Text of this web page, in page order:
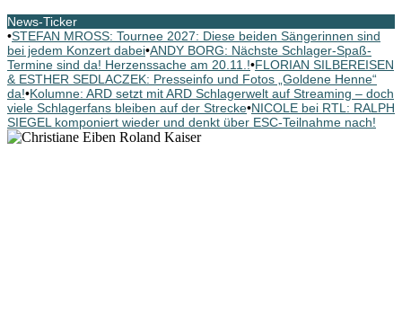
News-Ticker
•STEFAN MROSS: Tournee 2027: Diese beiden Sängerinnen sind
bei jedem Konzert dabei•ANDY BORG: Nächste Schlager-Spaß-
Termine sind da! Herzenssache am 20.11.!•FLORIAN SILBEREISEN
& ESTHER SEDLACZEK: Presseinfo und Fotos „Goldene Henne“
da!•Kolumne: ARD setzt mit ARD Schlagerwelt auf Streaming – doch
viele Schlagerfans bleiben auf der Strecke•NICOLE bei RTL: RALPH
SIEGEL komponiert wieder und denkt über ESC-Teilnahme nach!